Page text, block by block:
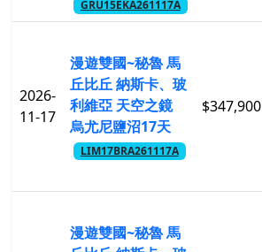
GRU15EKA261117A
2026-
11-17
漫遊雙國~秘魯 馬
丘比丘 納斯卡、玻
利維亞 天空之鏡
烏尤尼鹽沼17天
LIM17BRA261117A
$347,900
漫遊雙國~秘魯 馬